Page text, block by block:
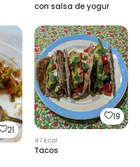
con salsa de yogur
21
19
47kcal
Tacos